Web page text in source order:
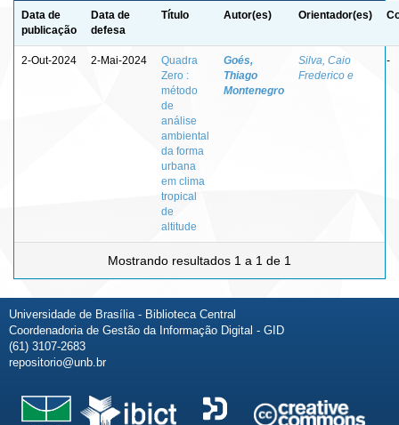
Data de
publicação
Data de
defesa
Título Autor(es) Orientador(es)
2-Out-2024 2-Mai-2024
Quadra
Zero :
método
de
análise
ambiental
da forma
urbana
em clima
tropical
de
altitude
Goés,
Thiago
Montenegro
Silva, Caio
Frederico e
-
Mostrando resultados 1 a 1 de 1
Universidade de Brasília - Biblioteca Central
Coordenadoria de Gestão da Informação Digital - GID
(61) 3107-2683
repositorio@unb.br